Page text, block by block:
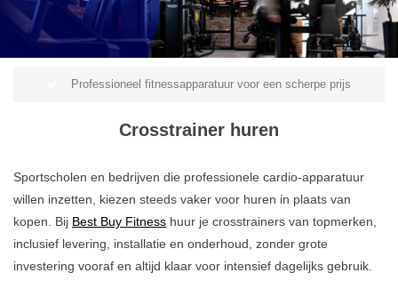
Professioneel fitnessapparatuur voor een scherpe prijs
Crosstrainer huren
Sportscholen en bedrijven die professionele cardio-apparatuur
willen inzetten, kiezen steeds vaker voor huren in plaats van
kopen. Bij Best Buy Fitness huur je crosstrainers van topmerken,
inclusief levering, installatie en onderhoud, zonder grote
investering vooraf en altijd klaar voor intensief dagelijks gebruik.